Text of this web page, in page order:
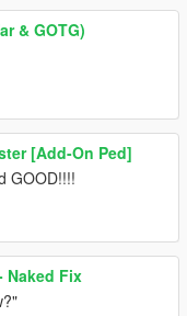
& GOTG)
[Add-On Ped]
GOOD!!!!
Naked Fix